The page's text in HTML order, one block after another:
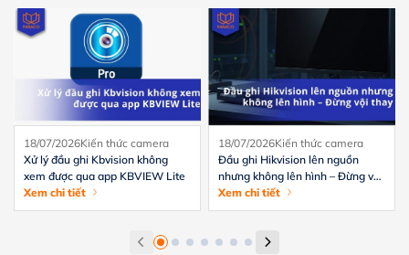
18/07/2026Kiến thức camera
Xử lý đầu ghi Kbvision không
xem được qua app KBVIEW Lite
Xem chi tiết
18/07/2026Kiến thức camera
Đầu ghi Hikvision lên nguồn
nhưng không lên hình – Đừng vội
thay
Xem chi tiết